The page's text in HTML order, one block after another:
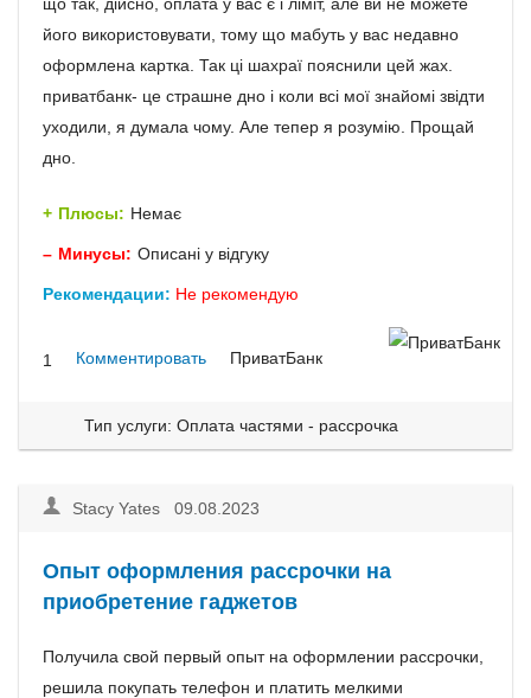
його використовувати, тому що мабуть у вас недавно
оформлена картка. Так ці шахраї пояснили цей жах.
приватбанк- це страшне дно і коли всі мої знайомі звідти
уходили, я думала чому. Але тепер я розумію. Прощай
дно.
Плюсы: Немає
Минусы: Описані у відгуку
Рекомендации: Не рекомендую
1 Комментировать ПриватБанк
Тип услуги: Оплата частями - рассрочка
Stacy Yates 09.08.2023
Опыт оформления рассрочки на
приобретение гаджетов
Получила свой первый опыт на оформлении рассрочки,
решила покупать телефон и платить мелкими